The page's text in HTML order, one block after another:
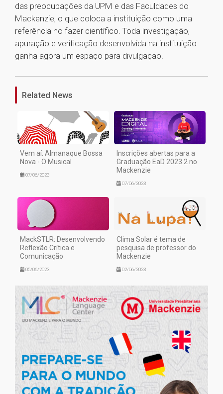
das preocupações da UPM e das Faculdades do
Mackenzie, o que coloca a instituição como uma
referência no fazer científico. Toda investigação,
apuração e verificação desenvolvida na instituição
ganha agora um espaço para divulgação.
1
Related News
Vem aí: Almanaque Bossa
Nova - O Musical
07/06/2023
Inscrições abertas para a
Graduação EaD 2023.2 no
Mackenzie
07/06/2023
MackSTLR: Desenvolvendo
Reflexão Crítica e
Comunicação
05/06/2023
Clima Solar é tema de
pesquisa de professor do
Mackenzie
02/06/2023